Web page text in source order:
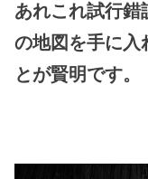
あれこれ試行錯
の地図を手に入
とが賢明です。